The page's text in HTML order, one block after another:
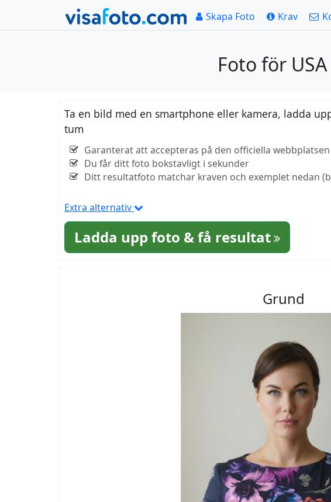
Skapa Foto Krav
Foto för
Ta en bild med en smartphone eller kamera, ladda
tum
Garanterat att accepteras på den officiella
Du får ditt foto bokstavligt i sekunder
Ditt resultatfoto matchar kraven och exemplet nedan
Extra alternativ
Ladda upp foto & få resultat
Grund